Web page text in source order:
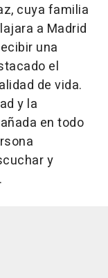
cuya familia
a Madrid
una
el
de vida.
y la
en todo
y